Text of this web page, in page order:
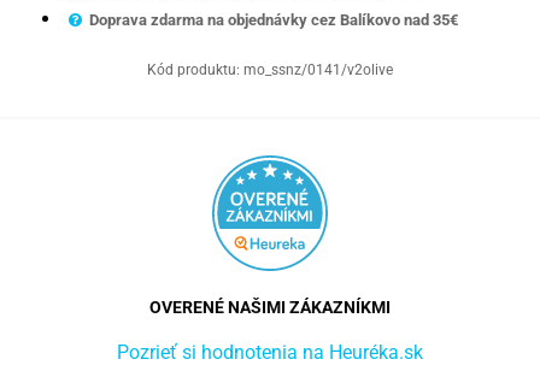
Doprava zdarma na objednávky cez Balíkovo nad 35€
Kód produktu: mo_ssnz/0141/v2olive
OVERENÉ NAŠIMI ZÁKAZNÍKMI
Pozrieť si hodnotenia na Heuréka.sk